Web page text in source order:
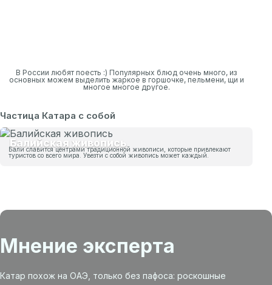
В России любят поесть :) Популярных блюд очень много, из
основных можем выделить жаркое в горшочке, пельмени, щи и
многое многое другое.
Частица Катара с собой
Балийская живопись
Бали славится центрами традиционной живописи, которые привлекают
туристов со всего мира. Увезти с собой живопись может каждый.
Мнение эксперта
Катар похож на ОАЭ, только без пафоса: роскошные